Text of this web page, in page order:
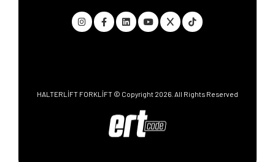
HALTERLİFT FORKLİFT © Copyright 2026. All Rights Reserved